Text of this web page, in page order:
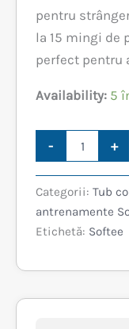
pentru
la 15 mingi de
perfect pentru
Availability: 5
-
COLECTARE
MINGI
SOFTEE
ALBASTRU
+
Categorii: Tub
antrenamente
Etichetă: Softee